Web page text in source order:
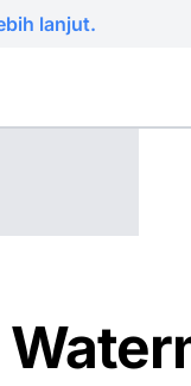
lanjut.